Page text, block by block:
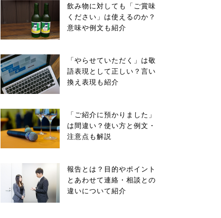
飲み物に対しても「ご賞味
ください」は使えるのか？
意味や例文も紹介
「やらせていただく」は敬
語表現として正しい？言い
換え表現も紹介
「ご紹介に預かりました」
は間違い？使い方と例文・
注意点も解説
報告とは？目的やポイント
とあわせて連絡・相談との
違いについて紹介